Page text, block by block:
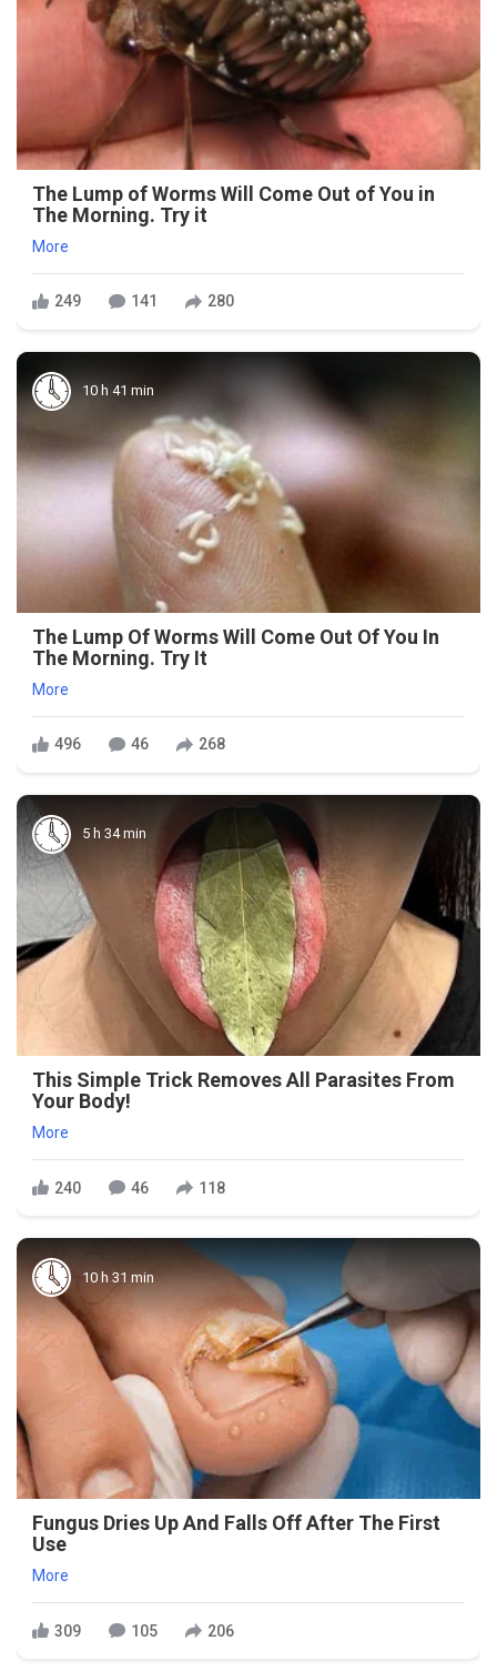
The Lump of Worms Will Come Out of You in
The Morning. Try it
More
249 141 280
10 h 41 min
The Lump Of Worms Will Come Out Of You In
The Morning. Try It
More
496 46 268
5 h 34 min
This Simple Trick Removes All Parasites From
Your Body!
More
240 46 118
10 h 31 min
Fungus Dries Up And Falls Off After The First
Use
More
309 105 206